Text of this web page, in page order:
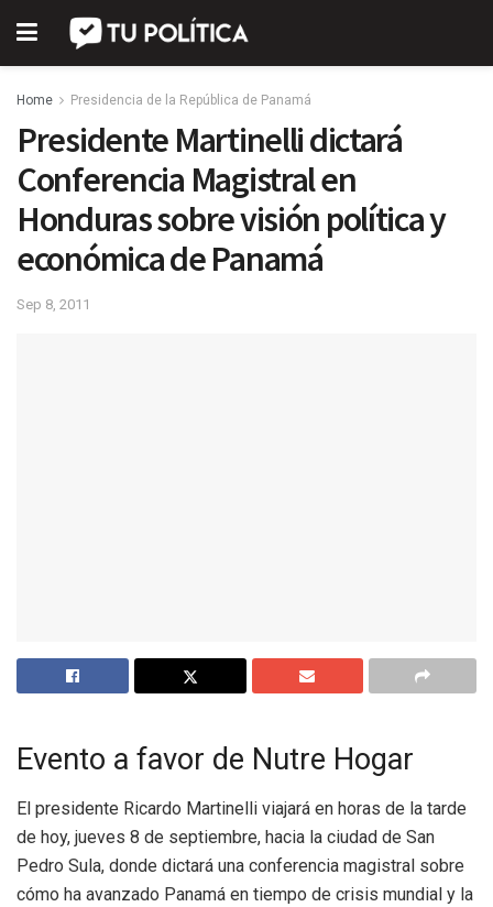
Home Presidencia de la República de Panamá
Presidente Martinelli dictará
Conferencia Magistral en
Honduras sobre visión política y
económica de Panamá
Sep 8, 2011
Evento a favor de Nutre Hogar
El presidente Ricardo Martinelli viajará en horas de la tarde
de hoy, jueves 8 de septiembre, hacia la ciudad de San
Pedro Sula, donde dictará una conferencia magistral sobre
cómo ha avanzado Panamá en tiempo de crisis mundial y la